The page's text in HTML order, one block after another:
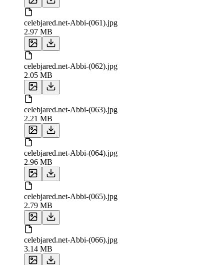
celebjared.net-Abbi-(061).jpg
2.97 MB
celebjared.net-Abbi-(062).jpg
2.05 MB
celebjared.net-Abbi-(063).jpg
2.21 MB
celebjared.net-Abbi-(064).jpg
2.96 MB
celebjared.net-Abbi-(065).jpg
2.79 MB
celebjared.net-Abbi-(066).jpg
3.14 MB